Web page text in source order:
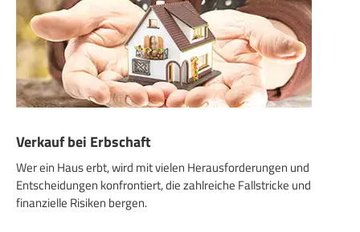
Verkauf bei Erbschaft
Wer ein Haus erbt, wird mit vielen Herausforderungen und
Entscheidungen konfrontiert, die zahlreiche Fallstricke und
finanzielle Risiken bergen.